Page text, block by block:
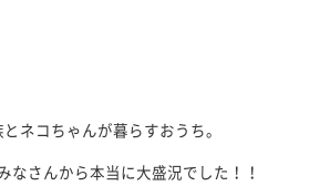
ネコちゃんが暮らすおうち。
なさんから本当に大盛況でした！！